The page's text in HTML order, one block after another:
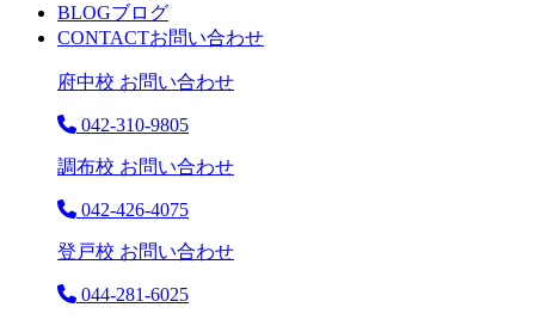
BLOGブログ
CONTACTお問い合わせ
府中校 お問い合わせ
042-310-9805
調布校 お問い合わせ
042-426-4075
登戸校 お問い合わせ
044-281-6025